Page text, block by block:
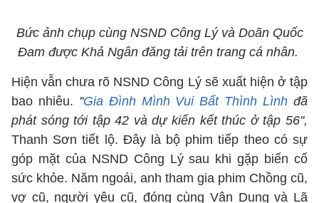
Bức ảnh chụp cùng NSND Công Lý và Doãn Quốc
Đam được Khả Ngân đăng tải trên trang cá nhân.
Hiện vẫn chưa rõ NSND Công Lý sẽ xuất hiện ở tập
bao nhiêu. ''Gia Đình Mình Vui Bất Thình Lình đã
phát sóng tới tập 42 và dự kiến kết thúc ở tập 56'',
Thanh Sơn tiết lộ. Đây là bộ phim tiếp theo có sự
góp mặt của NSND Công Lý sau khi gặp biến cố
sức khỏe. Năm ngoái, anh tham gia phim Chồng cũ,
vợ cũ, người yêu cũ, đóng cùng Vân Dung và Lã